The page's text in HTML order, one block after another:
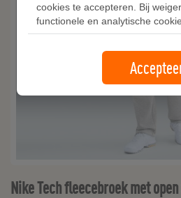
Nike Tech fleecebroek met
cookies te accepteren. Bij
functionele en analytische